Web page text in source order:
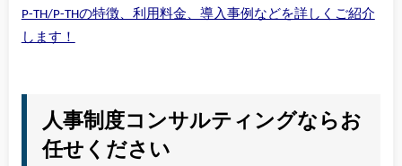
P-TH/P-THの特徴、利用料金、導入事例などを詳しくご紹介
します！
人事制度コンサルティングならお
任せください